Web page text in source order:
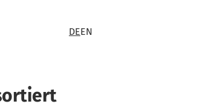
DEEN